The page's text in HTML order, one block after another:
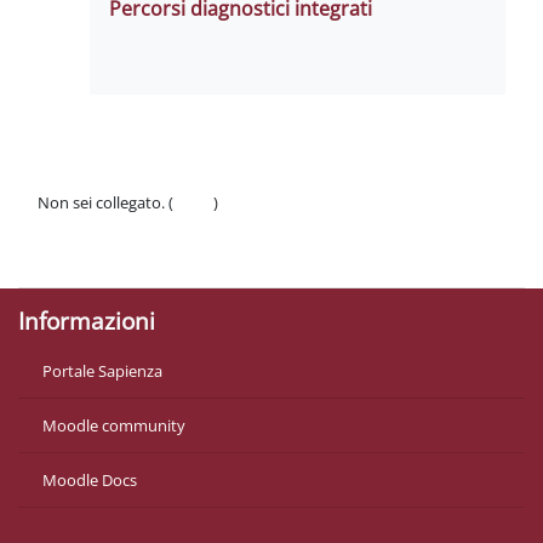
Percorsi diagnostici integrati
Non sei collegato. (
)
Informazioni
Portale Sapienza
Moodle community
Moodle Docs